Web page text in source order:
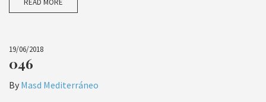
READ MORE
19/06/2018
046
By Masd Mediterráneo